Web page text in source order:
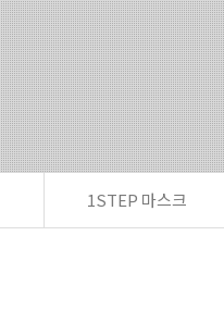
1STEP 마스크